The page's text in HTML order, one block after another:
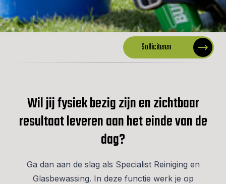
Solliciteren
Wil jij fysiek bezig zijn en zichtbaar
resultaat leveren aan het einde van de
dag?
Ga dan aan de slag als Specialist Reiniging en
Glasbewassing. In deze functie werk je op